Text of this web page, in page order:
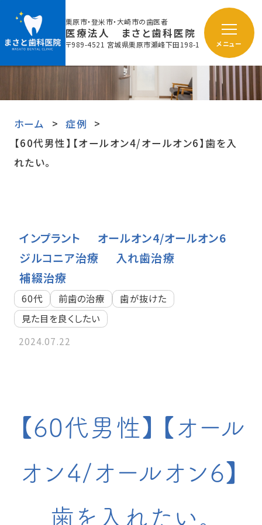
栗原市・登米市・大崎市の歯医者
医療法人 まさと歯科医院
〒989-4521 宮城県栗原市瀬峰下田198-1 メニュー
ホーム
症例
【60代男性】【オールオン4/オールオン6】歯を入
れたい。
インプラント
オールオン4/オールオン6
ジルコニア治療
入れ歯治療
補綴治療
60代 前歯の治療
歯が抜けた
見た目を良くしたい
2024.07.22
【60代男性】【オール
オン4/オールオン6】
歯を入れたい。